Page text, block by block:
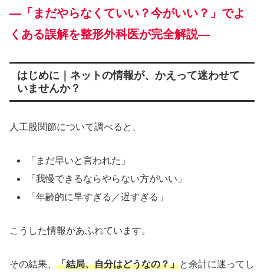
―「まだやらなくていい？今がいい？」でよ
くある誤解を整形外科医が完全解説―
はじめに｜ネットの情報が、かえって迷わせて
いませんか？
人工股関節について調べると、
「まだ早いと言われた」
「我慢できるならやらない方がいい」
「年齢的に早すぎる／遅すぎる」
こうした情報があふれています。
その結果、 「結局、自分はどうなの？」と余計に迷ってし